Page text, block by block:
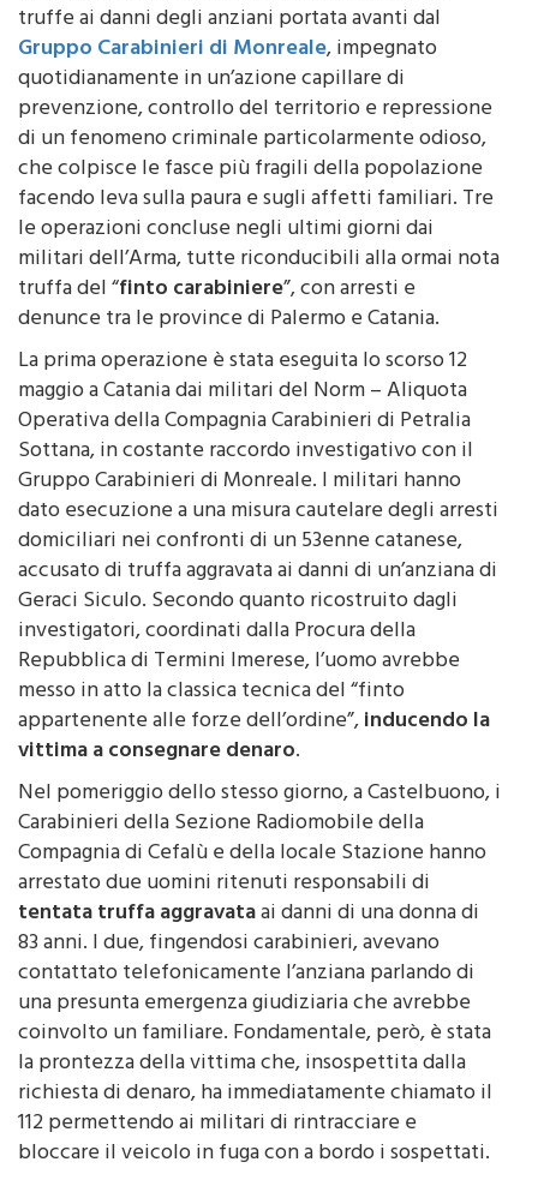
Prosegue senza sosta l’attività di contrasto alle
truffe ai danni degli anziani portata avanti dal
Gruppo Carabinieri di Monreale, impegnato
quotidianamente in un’azione capillare di
prevenzione, controllo del territorio e repressione
di un fenomeno criminale particolarmente odioso,
che colpisce le fasce più fragili della popolazione
facendo leva sulla paura e sugli affetti familiari. Tre
le operazioni concluse negli ultimi giorni dai
militari dell’Arma, tutte riconducibili alla ormai nota
truffa del “finto carabiniere”, con arresti e
denunce tra le province di Palermo e Catania.
La prima operazione è stata eseguita lo scorso 12
maggio a Catania dai militari del Norm – Aliquota
Operativa della Compagnia Carabinieri di Petralia
Sottana, in costante raccordo investigativo con il
Gruppo Carabinieri di Monreale. I militari hanno
dato esecuzione a una misura cautelare degli arresti
domiciliari nei confronti di un 53enne catanese,
accusato di truffa aggravata ai danni di un’anziana di
Geraci Siculo. Secondo quanto ricostruito dagli
investigatori, coordinati dalla Procura della
Repubblica di Termini Imerese, l’uomo avrebbe
messo in atto la classica tecnica del “finto
appartenente alle forze dell’ordine”,
vittima a consegnare denaro.
Nel pomeriggio dello stesso giorno, a Castelbuono, i
Carabinieri della Sezione Radiomobile della
Compagnia di Cefalù e della locale Stazione hanno
arrestato due uomini ritenuti responsabili di
tentata truffa aggravataai danni di una donna di
83 anni. I due, fingendosi carabinieri, avevano
contattato telefonicamente l’anziana parlando di
una presunta emergenza giudiziaria che avrebbe
coinvolto un familiare. Fondamentale, però, è stata
la prontezza della vittima che, insospettita dalla
richiesta di denaro, ha immediatamente chiamato il
112 permettendo ai militari di rintracciare e